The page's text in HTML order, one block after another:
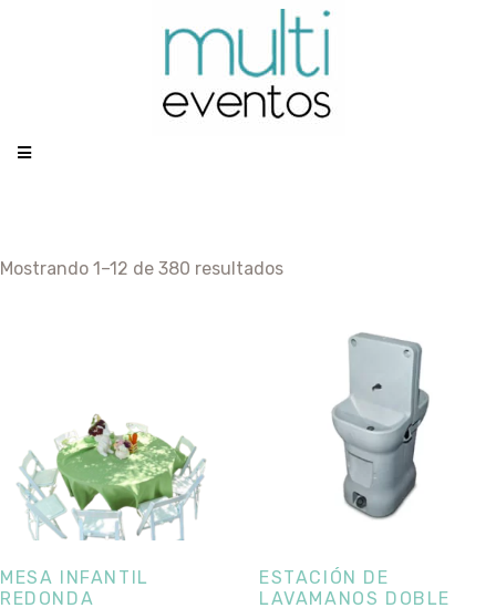
Mostrando 1–12 de 380 resultados
MESA INFANTIL
REDONDA
ESTACIÓN DE
LAVAMANOS DOBLE